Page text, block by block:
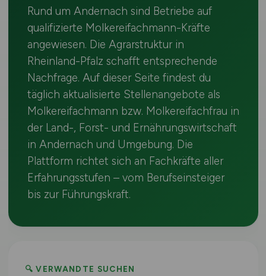
Rund um Andernach sind Betriebe auf
qualifizierte Molkereifachmann-Kräfte
angewiesen. Die Agrarstruktur in
Rheinland-Pfalz schafft entsprechende
Nachfrage. Auf dieser Seite findest du
täglich aktualisierte Stellenangebote als
Molkereifachmann bzw. Molkereifachfrau in
der Land-, Forst- und Ernährungswirtschaft
in Andernach und Umgebung. Die
Plattform richtet sich an Fachkräfte aller
Erfahrungsstufen – vom Berufseinsteiger
bis zur Führungskraft.
🔍 VERWANDTE SUCHEN